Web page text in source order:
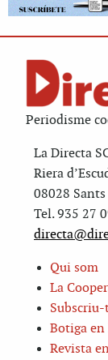
Periodisme
La Directa
Riera
08028
Tel. 935 27
Qui som
La
Subscriu-
Botiga
Revista